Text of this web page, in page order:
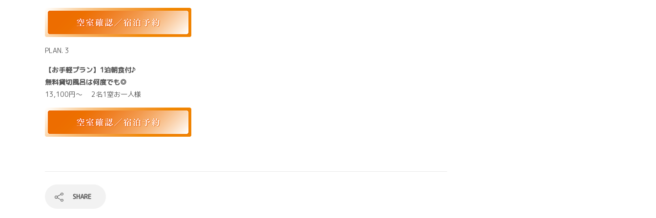
PLAN. 3
【お手軽プラン】1泊朝食付♪
無料貸切風呂は何度でも◎
13,100円～ 2名1室お一人様
SHARE